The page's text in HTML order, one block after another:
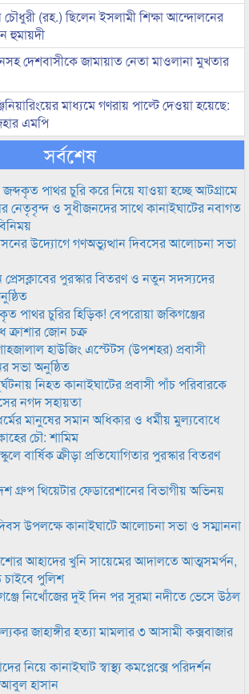
চৌধুরী (রহ.) ছিলেন ইসলামী শিক্ষা আন্দোলনের
হুমায়দী
দেশবাসীকে জামায়াত নেতা মাওলানা মুখতার
মাধ্যমে গণরায় পাল্টে দেওয়া হয়েছে:
এমপি
সর্বশেষ
পাথর চুরি করে নিয়ে যাওয়া হচ্ছে আটগ্রামে
নেতৃবৃন্দ ও সুধীজনদের সাথে কানাইঘাটের নবাগত
উদ্যোগে গণঅভ্যুত্থান দিবসের আলোচনা সভা
পুরস্কার বিতরণ ও নতুন সদস্যদের
পাথর চুরির হিড়িক! বেপরোয়া জকিগঞ্জের
ক্রাশার জোন চক্র
হাউজিং এস্টেটস (উপশহর) প্রবাসী
সভা অনুষ্ঠিত
নিহত কানাইঘাটের প্রবাসী পাঁচ পরিবারকে
নগদ সহায়তা
মানুষের সমান অধিকার ও ধর্মীয় মুল্যবোধে
চৌ: শামিম
বার্ষিক ক্রীড়া প্রতিযোগিতার পুরস্কার বিতরণ
গ্রুপ থিয়েটার ফেডারেশানের বিভাগীয় অভিনয়
উপলক্ষে কানাইঘাটে আলোচনা সভা ও সম্মাননা
আহাদের খুনি সায়েমের আদালতে আত্মসমর্পন,
চাইবে পুলিশ
নিখোঁজের দুই দিন পর সুরমা নদীতে ভেসে উঠল
জাহাঙ্গীর হত্যা মামলার ৩ আসামী কক্সবাজার
নিয়ে কানাইঘাট স্বাস্থ্য কমপ্লেক্সে পরিদর্শন
হাসান